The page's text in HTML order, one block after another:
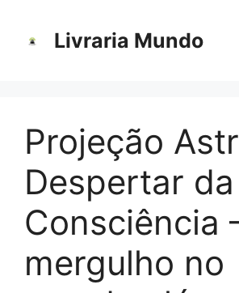
Livraria Mundo
Projeção
Despertar da
Consciência
mergulho no